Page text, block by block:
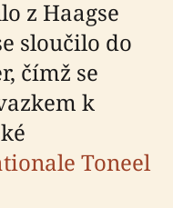
z Haagse
sloučilo do
čímž se
k
Toneel